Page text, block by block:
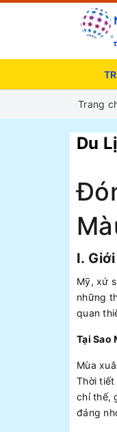
Trang
Du
I.
Mỹ, xứ
những
quan
Tại Sao
Mùa
Thời tiết
chỉ thế,
đáng